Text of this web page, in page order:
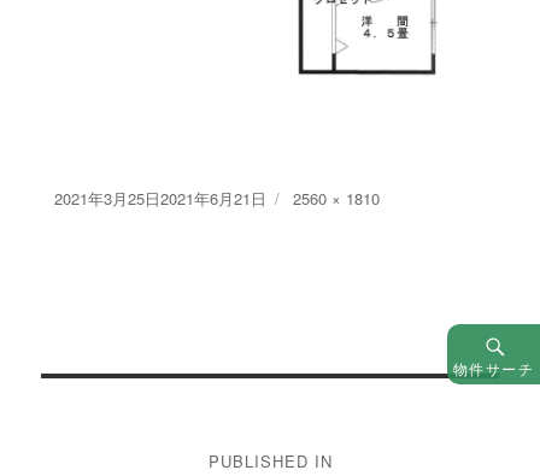
Posted
2021年3月25日2021年6月21日
Full
2560 × 1810
PUBLISHED IN
物件サーチ